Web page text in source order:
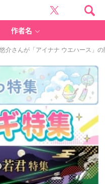
作者名
介さんが「アイナナ ウエハース」